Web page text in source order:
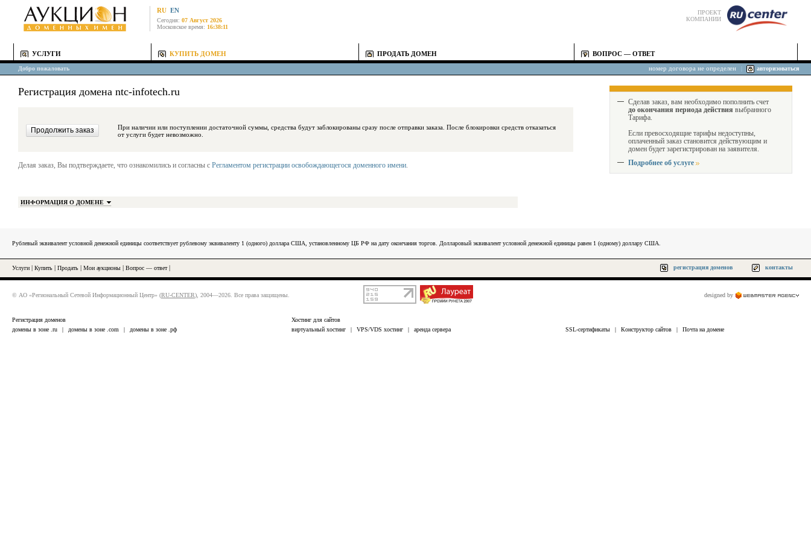
RU EN
Сегодня: 07 Август 2026
Московское время: 16:38:11
ПРОЕКТ
КОМПАНИИ
УСЛУГИ КУПИТЬ ДОМЕН ПРОДАТЬ ДОМЕН ВОПРОС — ОТВЕТ
Добро пожаловать номер договора не определен авторизоваться
Регистрация домена ntc-infotech.ru
При наличии или поступлении достаточной суммы, средства будут заблокированы сразу после отправки заказа. После блокировки средств отказаться
от услуги будет невозможно.
Делая заказ, Вы подтверждаете, что ознакомились и согласны с Регламентом регистрации освобождающегося доменного имени.
ИНФОРМАЦИЯ О ДОМЕНЕ
Сделав заказ, вам необходимо пополнить счет
до окончания периода действия выбранного
Тарифа.
Если превосходящие тарифы недоступны,
оплаченный заказ становится действующим и
домен будет зарегистрирован на заявителя.
Подробнее об услуге
Рублевый эквивалент условной денежной единицы соответствует рублевому эквиваленту 1 (одного) доллара США, установленному ЦБ РФ на дату окончания торгов. Долларовый эквивалент условной денежной единицы равен 1 (одному) доллару США.
Услуги Купить Продать Мои аукционы Вопрос — ответ| регистрация доменов контакты
© АО «Региональный Сетевой Информационный Центр» (RU-CENTER), 2004—2026. Все права защищены. designed by
Регистрация доменов
домены в зоне .ru
| домены в зоне .com | домены в зоне .рф
Хостинг для сайтов
виртуальный хостинг
| VPS/VDS хостинг | аренда сервера SSL-сертификаты | Конструктор сайтов | Почта на домене